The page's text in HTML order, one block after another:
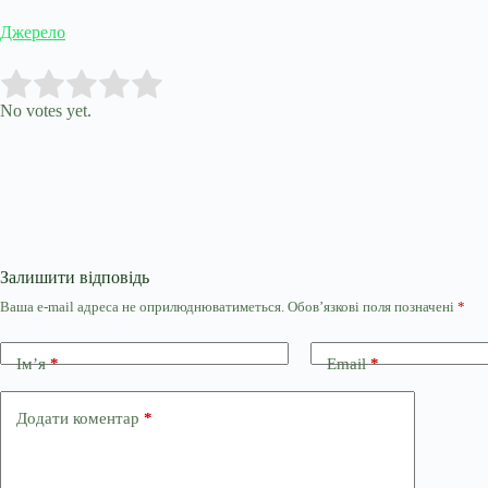
Джерело
Rate this item:
No votes yet.
Залишити відповідь
Ваша e-mail адреса не оприлюднюватиметься. Обов’язкові поля позначені *
Ім’я* Email*
Додати коментар *